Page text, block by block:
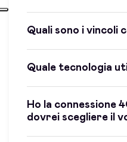
Quali sono i vincoli
Quale tecnologia
Ho la connessione
dovrei scegliere il